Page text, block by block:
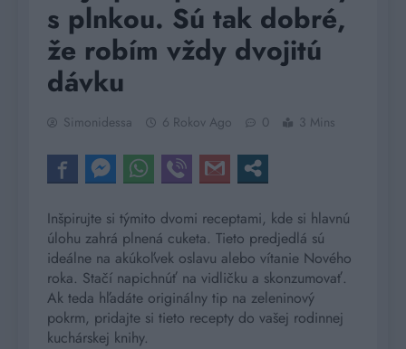
s plnkou. Sú tak dobré,
že robím vždy dvojitú
dávku
Simonidessa 6 Rokov Ago 0 3 Mins
Inšpirujte si týmito dvomi receptami, kde si hlavnú
úlohu zahrá plnená cuketa. Tieto predjedlá sú
ideálne na akúkoľvek oslavu alebo vítanie Nového
roka. Stačí napichnúť na vidličku a skonzumovať.
Ak teda hľadáte originálny tip na zeleninový
pokrm, pridajte si tieto recepty do vašej rodinnej
kuchárskej knihy.